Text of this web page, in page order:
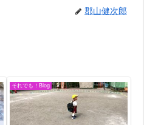
郡山健次郎
それでも！Blog